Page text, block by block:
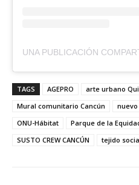
TAGS AGEPRO arte urbano
Mural comunitario Cancún
ONU-Hábitat
Parque de la
SUSTO CREW CANCÚN
tejido